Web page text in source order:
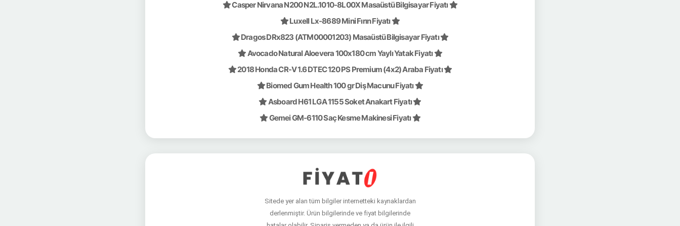
Casper Nirvana N200 N2L.1010-8L00X Masaüstü Bilgisayar Fiyatı
Luxell Lx-8689 Mini Fırın Fiyatı
Dragos DRx823 (ATM00001203) Masaüstü Bilgisayar Fiyatı
Avocado Natural Aloevera 100x180 cm Yaylı Yatak Fiyatı
2018 Honda CR-V 1.6 DTEC 120 PS Premium (4x2) Araba Fiyatı
Biomed Gum Health 100 gr Diş Macunu Fiyatı
Asboard H61 LGA 1155 Soket Anakart Fiyatı
Gemei GM-6110 Saç Kesme Makinesi Fiyatı
Sitede yer alan tüm bilgiler internetteki kaynaklardan
derlenmiştir. Ürün bilgilerinde ve fiyat bilgilerinde